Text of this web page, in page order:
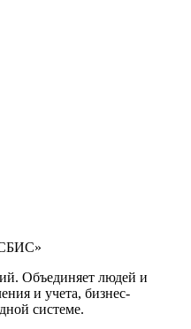
Объединяет людей и
и учета, бизнес-
системе.